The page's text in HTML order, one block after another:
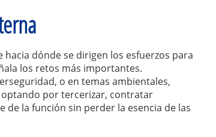
dónde se dirigen los esfuerzos para
los retos más importantes.
o en temas ambientales,
optando por tercerizar, contratar
de la función sin perder la esencia de las